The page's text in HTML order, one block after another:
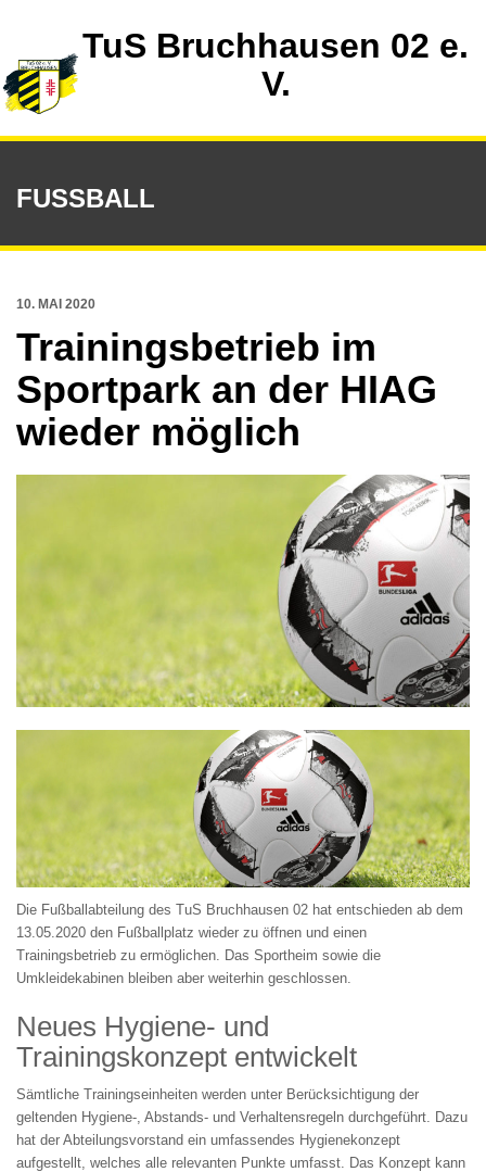
TuS Bruchhausen 02 e.
V.
FUSSBALL
10. MAI 2020
Trainingsbetrieb im
Sportpark an der HIAG
wieder möglich
Die Fußballabteilung des TuS Bruchhausen 02 hat entschieden ab dem
13.05.2020 den Fußballplatz wieder zu öffnen und einen
Trainingsbetrieb zu ermöglichen. Das Sportheim sowie die
Umkleidekabinen bleiben aber weiterhin geschlossen.
Neues Hygiene- und
Trainingskonzept entwickelt
Sämtliche Trainingseinheiten werden unter Berücksichtigung der
geltenden Hygiene-, Abstands- und Verhaltensregeln durchgeführt. Dazu
hat der Abteilungsvorstand ein umfassendes Hygienekonzept
aufgestellt, welches alle relevanten Punkte umfasst. Das Konzept kann